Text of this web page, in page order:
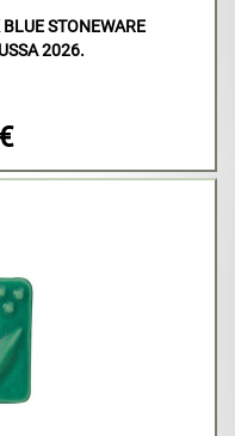
STONEWARE
2026.